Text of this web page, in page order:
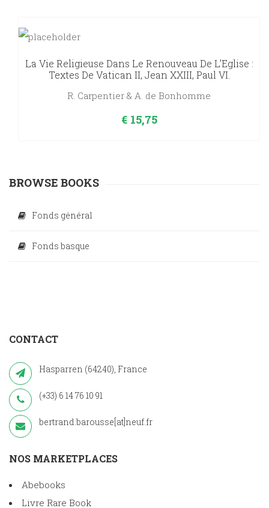
La Vie Religieuse Dans Le Renouveau De L’Eglise :
Textes De Vatican II, Jean XXIII, Paul VI.
R. Carpentier & A. de Bonhomme
€15,75
BROWSE BOOKS
Fonds général
Fonds basque
CONTACT
Hasparren (64240), France
(+33) 6 14 76 10 91
bertrand.barousse[at]neuf.fr
NOS MARKETPLACES
Abebooks
Livre Rare Book